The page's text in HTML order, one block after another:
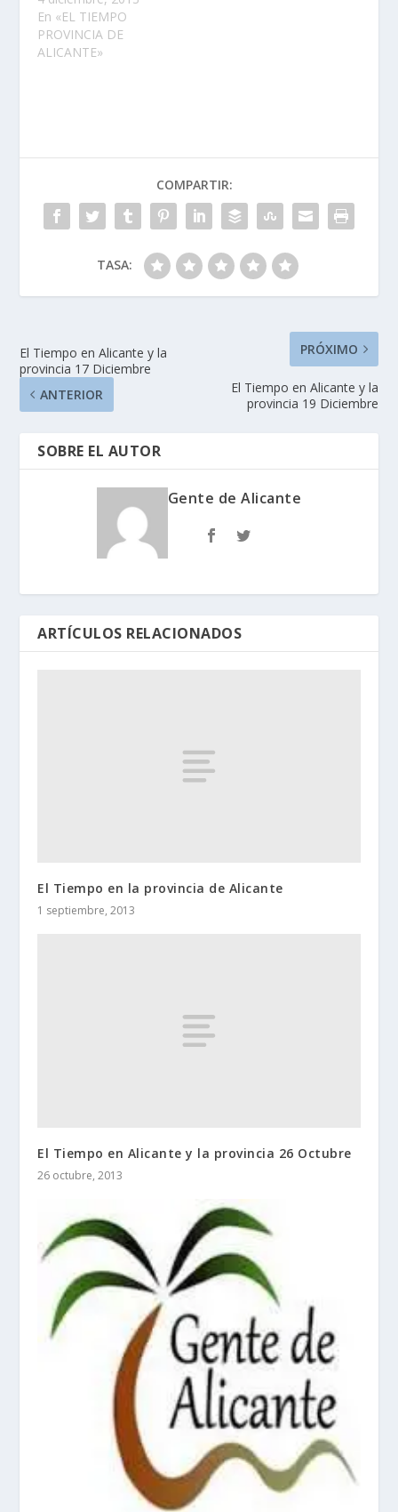
En «EL TIEMPO
PROVINCIA DE
ALICANTE»
COMPARTIR:
TASA:
El Tiempo en Alicante y la
provincia 17 Diciembre
ANTERIOR
PRÓXIMO
El Tiempo en Alicante y la
provincia 19 Diciembre
SOBRE EL AUTOR
Gente de Alicante
ARTÍCULOS RELACIONADOS
El Tiempo en la provincia de Alicante
1 septiembre, 2013
El Tiempo en Alicante y la provincia 26 Octubre
26 octubre, 2013